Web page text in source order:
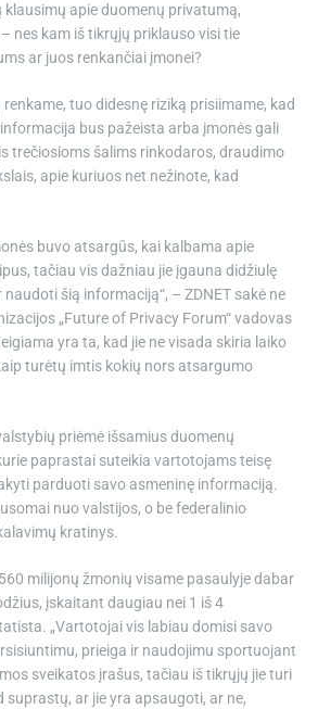
apie duomenų privatumą,
nes kam iš tikrųjų priklauso visi tie
ar juos renkančiai įmonei?
tuo didesnę riziką prisiimame, kad
bus pažeista arba įmonės gali
trečiosioms šalims rinkodaros, draudimo
apie kuriuos net nežinote, kad
buvo atsargūs, kai kalbama apie
tačiau vis dažniau jie įgauna didžiulę
šią informaciją“, – ZDNET sakė ne
„Future of Privacy Forum“ vadovas
yra ta, kad jie ne visada skiria laiko
turėtų imtis kokių nors atsargumo
priėmė išsamius duomenų
paprastai suteikia vartotojams teisę
parduoti savo asmeninę informaciją.
nuo valstijos, o be federalinio
kratinys.
milijonų žmonių visame pasaulyje dabar
įskaitant daugiau nei 1 iš 4
„Vartotojai vis labiau domisi savo
prieiga ir naudojimu sportuojant
sveikatos įrašus, tačiau iš tikrųjų jie turi
suprastų, ar jie yra apsaugoti, ar ne,